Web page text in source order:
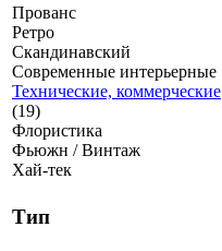
Прованс
Ретро
Скандинавский
Современные интерьерные
Технические, коммерческие
(19)
Флористика
Фьюжн / Винтаж
Хай-тек
Тип